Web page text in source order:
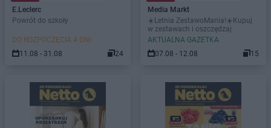
E.Leclerc
Powrót do szkoły
DO ROZPOCZĘCIA 4 DNI
11.08 - 31.08
24
Media Markt
☀️Letnia ZestawoMania!☀️Kupuj
w zestawach i oszczędzaj
AKTUALNA GAZETKA
07.08 - 12.08
15